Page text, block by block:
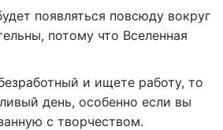
появляться повсюду вокруг
потому что Вселенная
и ищете работу, то
день, особенно если вы
с творчеством.